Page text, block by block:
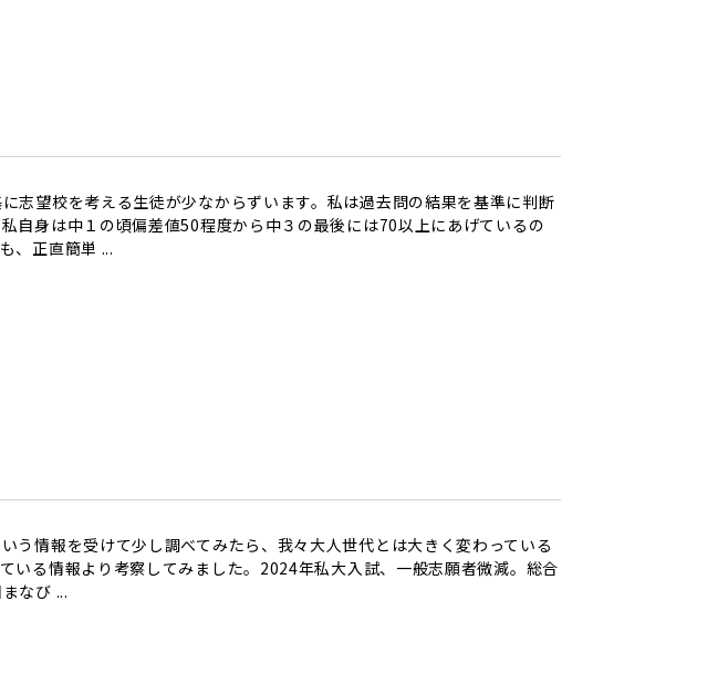
志望校を考える生徒が少なからずいます。私は過去問の結果を基準に判断
自身は中１の頃偏差値50程度から中３の最後には70以上にあげているの
、正直簡単 ...
う情報を受けて少し調べてみたら、我々大人世代とは大きく変わっている
いる情報より考察してみました。2024年私大入試、一般志願者微減。総合
なび ...